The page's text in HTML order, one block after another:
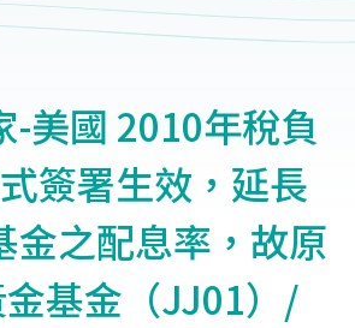
美國 2010年稅負
簽署生效，延長
金之配息率，故原
基金（JJ01）/